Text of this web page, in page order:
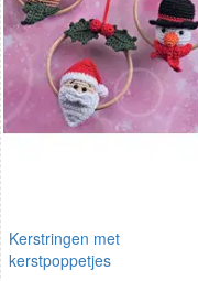
Kerstringen met
kerstpoppetjes